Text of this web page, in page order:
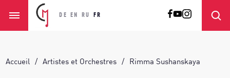
DE EN RU FR
Accueil Artistes et Orchestres Rimma Sushanskaya